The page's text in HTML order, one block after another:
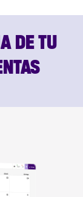
DE TU